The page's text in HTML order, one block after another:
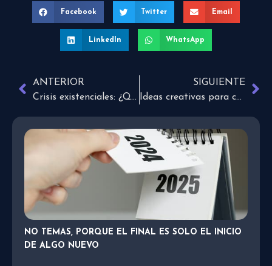
Facebook Twitter Email
LinkedIn WhatsApp
ANTERIOR
Crisis existenciales: ¿Qué son y cómo sobrellevarlas?
SIGUIENTE
Ideas creativas para compartir el mensaje de Jesús en Navidad
NO TEMAS, PORQUE EL FINAL ES SOLO EL INICIO
DE ALGO NUEVO